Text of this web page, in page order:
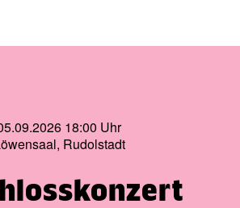
18:00 Uhr
Rudolstadt